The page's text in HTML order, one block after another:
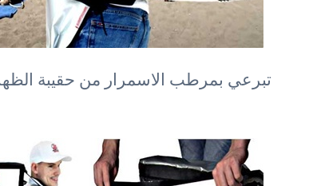
تبرعي بمرطب الاسمرار من حقيبة